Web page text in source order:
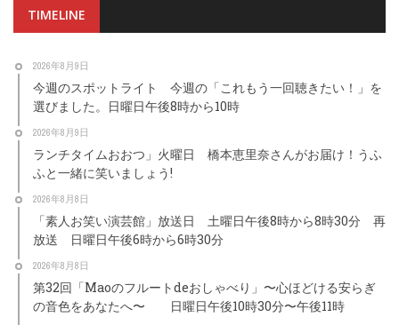
TIMELINE
2026年8月9日
今週のスポットライト 今週の「これもう一回聴きたい！」を
選びました。日曜日午後8時から10時
2026年8月9日
ランチタイムおおつ」火曜日 橋本恵里奈さんがお届け！うふ
ふと一緒に笑いましょう!
2026年8月8日
「素人お笑い演芸館」放送日 土曜日午後8時から8時30分 再
放送 日曜日午後6時から6時30分
2026年8月8日
第32回「Maoのフルートdeおしゃべり」〜心ほどける安らぎ
の音色をあなたへ〜 日曜日午後10時30分〜午後11時